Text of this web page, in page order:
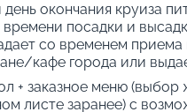
окончания круиза
посадки и
со временем
кафе города или
+ заказное меню
листе заранее) с